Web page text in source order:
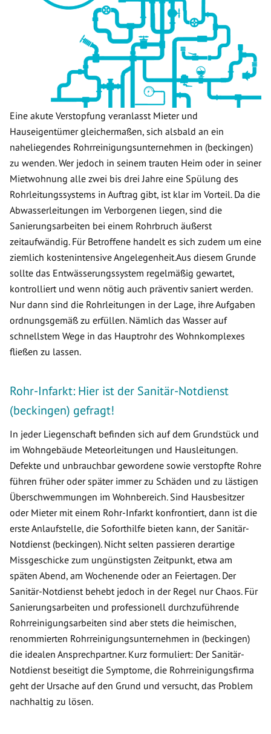
Eine akute Verstopfung veranlasst Mieter und
Hauseigentümer gleichermaßen, sich alsbald an ein
naheliegendes Rohrreinigungsunternehmen in (beckingen)
zu wenden. Wer jedoch in seinem trauten Heim oder in seiner
Mietwohnung alle zwei bis drei Jahre eine Spülung des
Rohrleitungssystems in Auftrag gibt, ist klar im Vorteil. Da die
Abwasserleitungen im Verborgenen liegen, sind die
Sanierungsarbeiten bei einem Rohrbruch äußerst
zeitaufwändig. Für Betroffene handelt es sich zudem um eine
ziemlich kostenintensive Angelegenheit.Aus diesem Grunde
sollte das Entwässerungssystem regelmäßig gewartet,
kontrolliert und wenn nötig auch präventiv saniert werden.
Nur dann sind die Rohrleitungen in der Lage, ihre Aufgaben
ordnungsgemäß zu erfüllen. Nämlich das Wasser auf
schnellstem Wege in das Hauptrohr des Wohnkomplexes
fließen zu lassen.
Rohr-Infarkt: Hier ist der Sanitär-Notdienst
(beckingen) gefragt!
In jeder Liegenschaft befinden sich auf dem Grundstück und
im Wohngebäude Meteorleitungen und Hausleitungen.
Defekte und unbrauchbar gewordene sowie verstopfte Rohre
führen früher oder später immer zu Schäden und zu lästigen
Überschwemmungen im Wohnbereich. Sind Hausbesitzer
oder Mieter mit einem Rohr-Infarkt konfrontiert, dann ist die
erste Anlaufstelle, die Soforthilfe bieten kann, der Sanitär-
Notdienst (beckingen). Nicht selten passieren derartige
Missgeschicke zum ungünstigsten Zeitpunkt, etwa am
späten Abend, am Wochenende oder an Feiertagen. Der
Sanitär-Notdienst behebt jedoch in der Regel nur Chaos. Für
Sanierungsarbeiten und professionell durchzuführende
Rohrreinigungsarbeiten sind aber stets die heimischen,
renommierten Rohrreinigungsunternehmen in (beckingen)
die idealen Ansprechpartner. Kurz formuliert: Der Sanitär-
Notdienst beseitigt die Symptome, die Rohrreinigungsfirma
geht der Ursache auf den Grund und versucht, das Problem
nachhaltig zu lösen.